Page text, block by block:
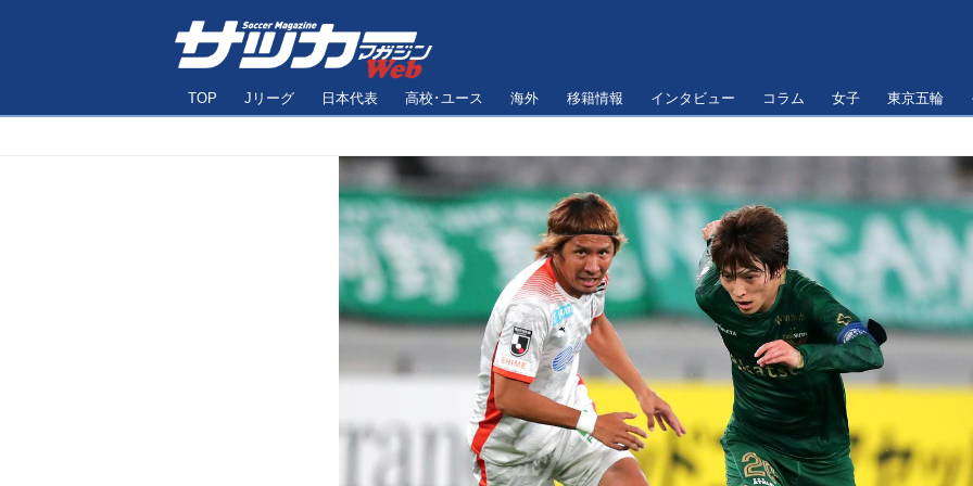
TOP Jリーグ 日本代表 高校･ユース 海外 移籍情報 インタビュー コラム 女子 東京五輪